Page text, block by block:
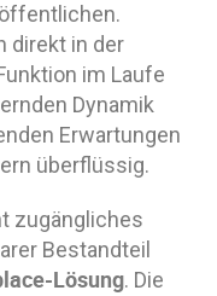
direkt in der
im Laufe
Dynamik
Erwartungen
überflüssig.
zugängliches
Bestandteil
Lösung. Die